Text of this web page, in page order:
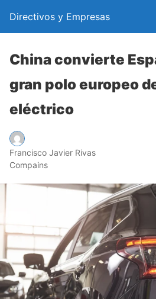
Directivos y Empresas
China convierte
gran polo europeo
eléctrico
Francisco Javier Rivas
Compains